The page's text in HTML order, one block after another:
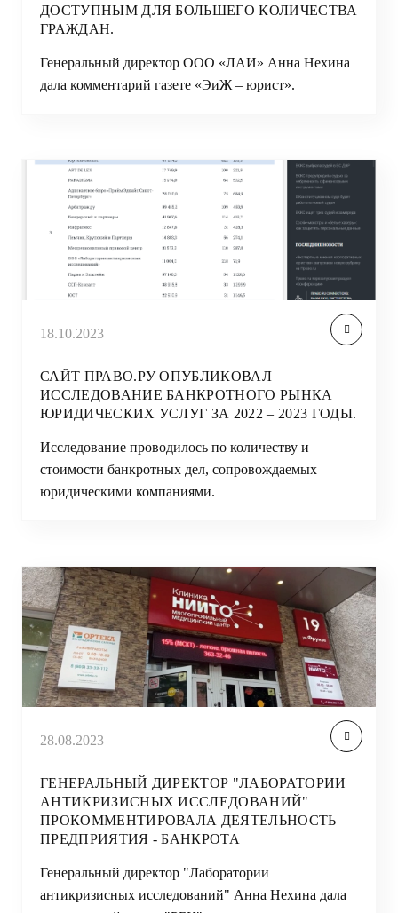
ДОСТУПНЫМ ДЛЯ БОЛЬШЕГО КОЛИЧЕСТВА
ГРАЖДАН.
Генеральный директор ООО «ЛАИ» Анна Нехина
дала комментарий газете «ЭиЖ – юрист».
18.10.2023
САЙТ ПРАВО.РУ ОПУБЛИКОВАЛ
ИССЛЕДОВАНИЕ БАНКРОТНОГО РЫНКА
ЮРИДИЧЕСКИХ УСЛУГ ЗА 2022 – 2023 ГОДЫ.
Исследование проводилось по количеству и
стоимости банкротных дел, сопровождаемых
юридическими компаниями.
28.08.2023
ГЕНЕРАЛЬНЫЙ ДИРЕКТОР "ЛАБОРАТОРИИ
АНТИКРИЗИСНЫХ ИССЛЕДОВАНИЙ"
ПРОКОММЕНТИРОВАЛА ДЕЯТЕЛЬНОСТЬ
ПРЕДПРИЯТИЯ - БАНКРОТА
Генеральный директор "Лаборатории
антикризисных исследований" Анна Нехина дала